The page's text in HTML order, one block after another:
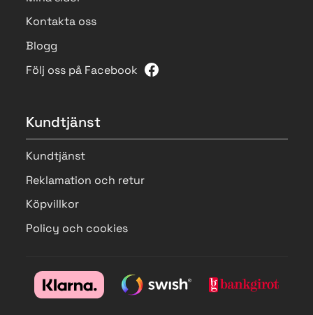
Kontakta oss
Blogg
Följ oss på Facebook
Kundtjänst
Kundtjänst
Reklamation och retur
Köpvillkor
Policy och cookies